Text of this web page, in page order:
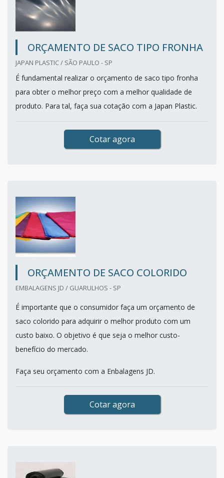
ORÇAMENTO DE SACO TIPO FRONHA
JAPAN PLASTIC / SÃO PAULO - SP
É fundamental realizar o orçamento de saco tipo fronha
para obter o melhor preço com a melhor qualidade de
produto. Para tal, faça sua cotação com a Japan Plastic.
Cotar agora
ORÇAMENTO DE SACO COLORIDO
EMBALAGENS JD / GUARULHOS - SP
É importante que o consumidor faça um orçamento de
saco colorido para adquirir o melhor produto com um
custo baixo. O objetivo é que seja o melhor custo-
benefício do mercado.
Faça seu orçamento com a Enbalagens JD.
Cotar agora